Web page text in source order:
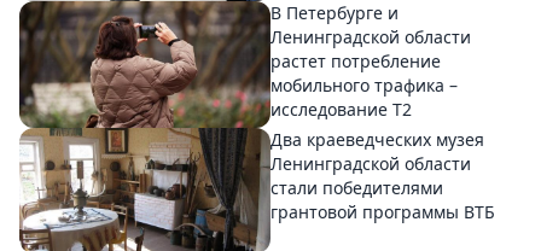
В Петербурге и
Ленинградской области
растет потребление
мобильного трафика –
исследование T2
Два краеведческих музея
Ленинградской области
стали победителями
грантовой программы ВТБ